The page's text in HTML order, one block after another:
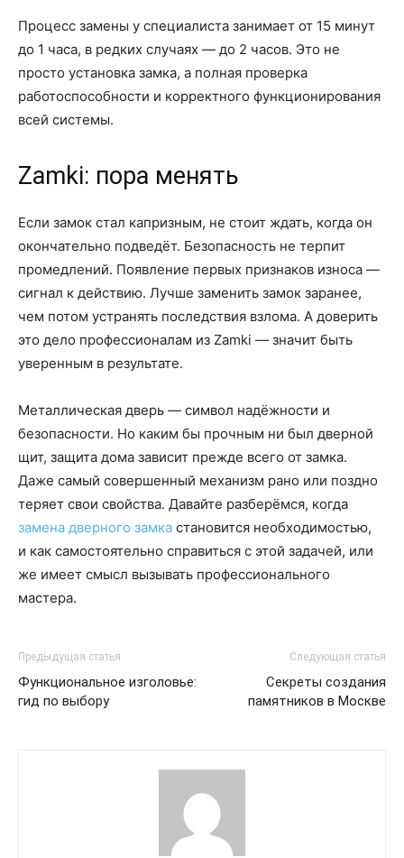
Процесс замены у специалиста занимает от 15 минут
до 1 часа, в редких случаях — до 2 часов. Это не
просто установка замка, а полная проверка
работоспособности и корректного функционирования
всей системы.
Zamki: пора менять
Если замок стал капризным, не стоит ждать, когда он
окончательно подведёт. Безопасность не терпит
промедлений. Появление первых признаков износа —
сигнал к действию. Лучше заменить замок заранее,
чем потом устранять последствия взлома. А доверить
это дело профессионалам из Zamki — значит быть
уверенным в результате.
Металлическая дверь — символ надёжности и
безопасности. Но каким бы прочным ни был дверной
щит, защита дома зависит прежде всего от замка.
Даже самый совершенный механизм рано или поздно
теряет свои свойства. Давайте разберёмся, когда
замена дверного замка становится необходимостью,
и как самостоятельно справиться с этой задачей, или
же имеет смысл вызывать профессионального
мастера.
Предыдущая статья
Функциональное изголовье:
гид по выбору
Следующая статья
Секреты создания
памятников в Москве